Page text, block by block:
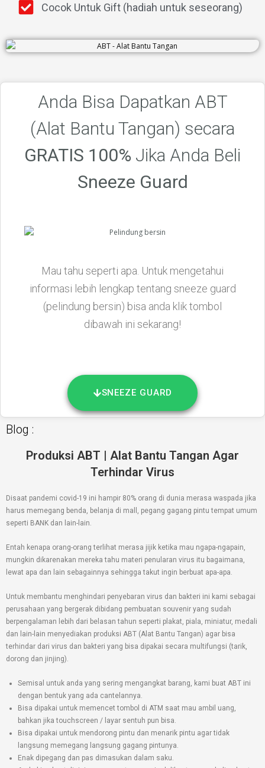
Cocok Untuk Gift (hadiah untuk seseorang)
Anda Bisa Dapatkan ABT
(Alat Bantu Tangan) secara
GRATIS 100% Jika Anda Beli
Sneeze Guard
Mau tahu seperti apa. Untuk mengetahui
informasi lebih lengkap tentang sneeze guard
(pelindung bersin) bisa anda klik tombol
dibawah ini sekarang!
SNEEZE GUARD
Blog :
Produksi ABT | Alat Bantu Tangan Agar
Terhindar Virus
Disaat pandemi covid-19 ini hampir 80% orang di dunia merasa waspada jika
harus memegang benda, belanja di mall, pegang gagang pintu tempat umum
seperti BANK dan lain-lain.
Entah kenapa orang-orang terlihat merasa jijik ketika mau ngapa-ngapain,
mungkin dikarenakan mereka tahu materi penularan virus itu bagaimana,
lewat apa dan lain sebagainnya sehingga takut ingin berbuat apa-apa.
Untuk membantu menghindari penyebaran virus dan bakteri ini kami sebagai
perusahaan yang bergerak dibidang pembuatan souvenir yang sudah
berpengalaman lebih dari belasan tahun seperti plakat, piala, miniatur, medali
dan lain-lain menyediakan produksi ABT (Alat Bantu Tangan) agar bisa
terhindar dari virus dan bakteri yang bisa dipakai secara multifungsi (tarik,
dorong dan jinjing).
Semisal untuk anda yang sering mengangkat barang, kami buat ABT ini
dengan bentuk yang ada cantelannya.
Bisa dipakai untuk memencet tombol di ATM saat mau ambil uang,
bahkan jika touchscreen / layar sentuh pun bisa.
Bisa dipakai untuk mendorong pintu dan menarik pintu agar tidak
langsung memegang langsung gagang pintunya.
Enak dipegang dan pas dimasukan dalam saku.